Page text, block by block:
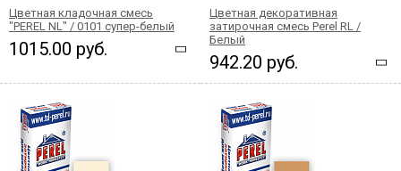
Цветная кладочная смесь
"PEREL NL" / 0101 супер-белый
1015.00 руб.
Цветная декоративная
затирочная смесь Perel RL /
Белый
942.20 руб.